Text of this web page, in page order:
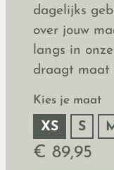
dagelijks
over jouw
langs in
draagt maat
Kies je maat
XS S
€ 89,95